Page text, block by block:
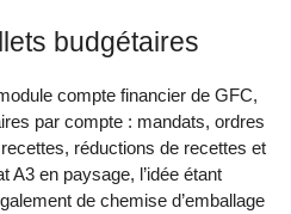
budgétaires
compte financier de GFC,
par compte : mandats, ordres
réductions de recettes et
A3 en paysage, l’idée étant
de chemise d’emballage